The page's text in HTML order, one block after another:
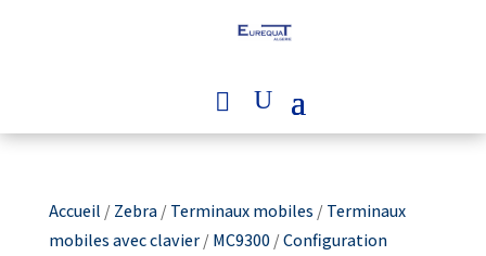
Accueil /Zebra/Terminaux mobiles /Terminaux
mobiles avec clavier/MC9300/Configuration